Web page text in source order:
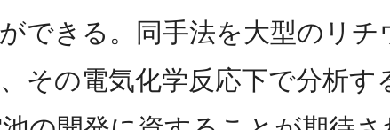
できる。同手法を大型のリ
その電気化学反応下で分析